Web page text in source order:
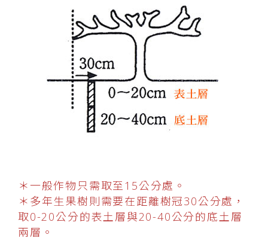
＊一般作物只需取至15公分處。
＊多年生果樹則需要在距離樹冠30公分處，
取0-20公分的表土層與20-40公分的底土層
兩層。